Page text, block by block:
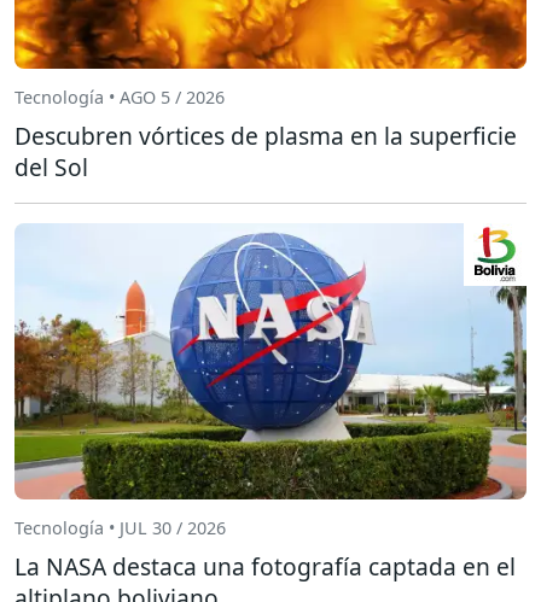
Tecnología • AGO 5 / 2026
Descubren vórtices de plasma en la superficie
del Sol
Tecnología • JUL 30 / 2026
La NASA destaca una fotografía captada en el